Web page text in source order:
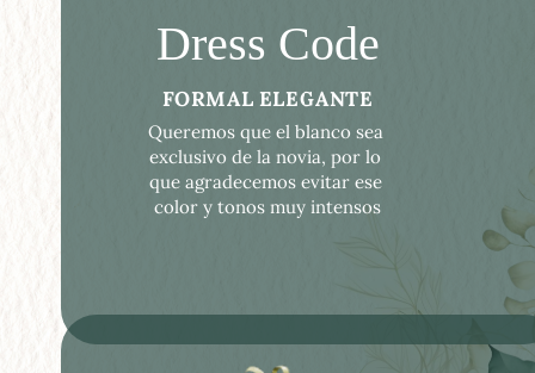
Dress Code
FORMAL ELEGANTE
Queremos que el blanco sea
exclusivo de la novia, por lo
que agradecemos evitar ese
color y tonos muy intensos